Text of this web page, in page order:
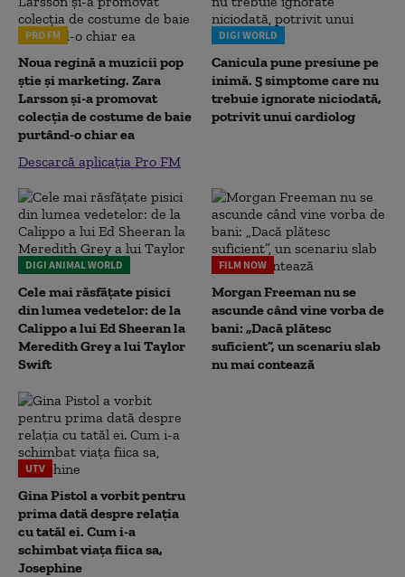
PRO FM
Noua regină a muzicii pop
știe și marketing. Zara
Larsson și-a promovat
colecția de costume de baie
purtând-o chiar ea
Descarcă aplicația Pro FM
DIGI WORLD
Canicula pune presiune pe
inimă. 5 simptome care nu
trebuie ignorate niciodată,
potrivit unui cardiolog
DIGI ANIMAL WORLD
Cele mai răsfățate pisici
din lumea vedetelor: de la
Calippo a lui Ed Sheeran la
Meredith Grey a lui Taylor
Swift
FILM NOW
Morgan Freeman nu se
ascunde când vine vorba de
bani: „Dacă plătesc
suficient”, un scenariu slab
nu mai contează
UTV
Gina Pistol a vorbit pentru
prima dată despre relația
cu tatăl ei. Cum i-a
schimbat viața fiica sa,
Josephine